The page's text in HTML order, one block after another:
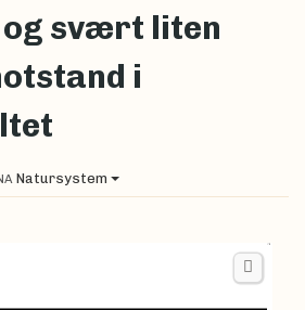
og svært liten
i
Natursystem